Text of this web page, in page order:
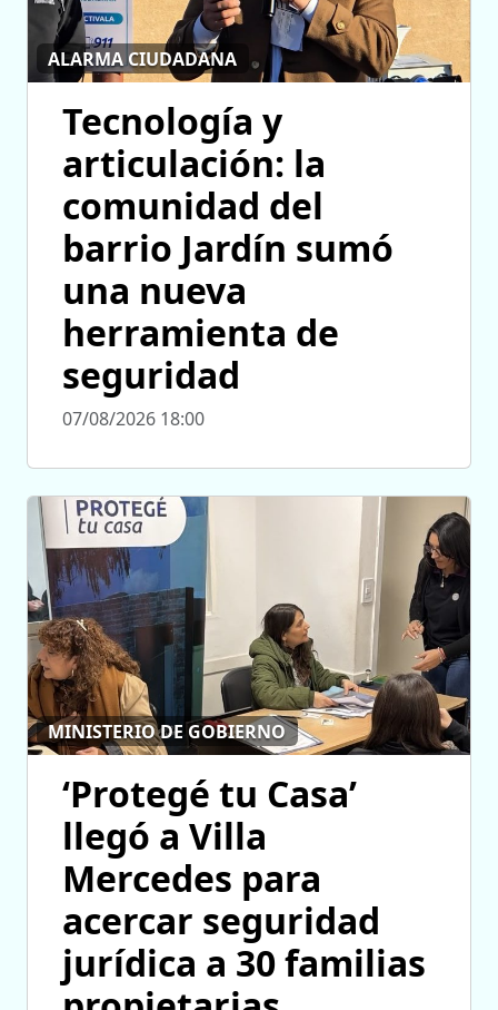
ALARMA CIUDADANA
Tecnología y
articulación: la
comunidad del
barrio Jardín sumó
una nueva
herramienta de
seguridad
07/08/2026 18:00
MINISTERIO DE GOBIERNO
‘Protegé tu Casa’
llegó a Villa
Mercedes para
acercar seguridad
jurídica a 30 familias